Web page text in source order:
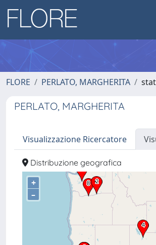
FLORE PERLATO, MARGHERITA
PERLATO, MARGHERITA
Visualizzazione Ricercatore
Distribuzione geografica
+
–